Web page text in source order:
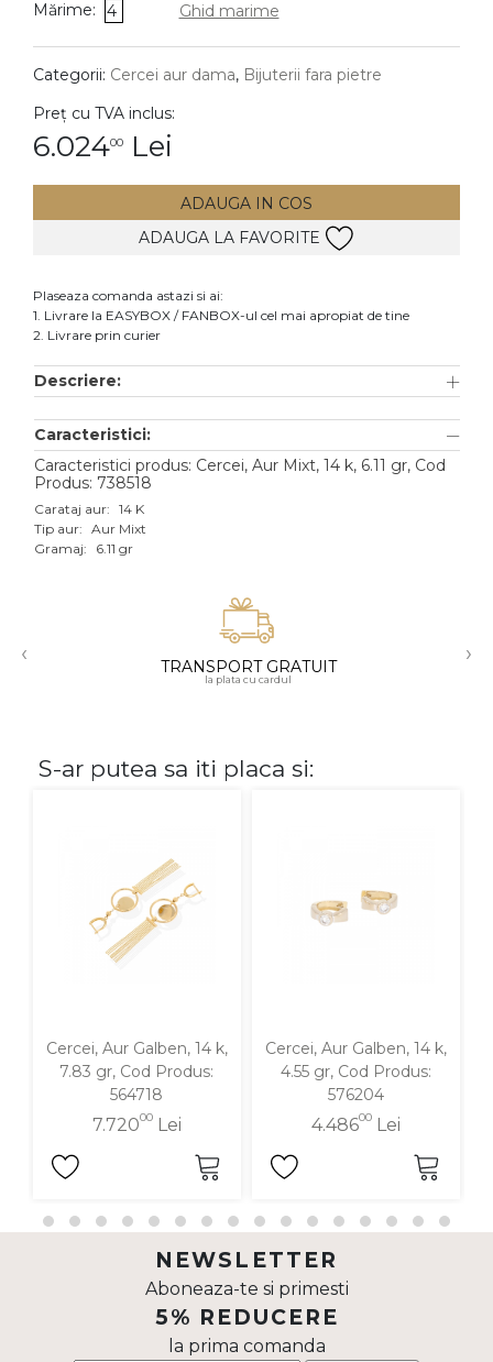
DIAMANTE Vezi toate
Cercei
Accesorii
Aur alb
Aur roz
Aur mixt
18K
Mărime: 4 Ghid marime
Categorii: Cercei aur dama, Bijuterii fara pietre
Preț cu TVA inclus:
6.02400 Lei
ADAUGA IN COS
ADAUGA LA FAVORITE
Plaseaza comanda astazi si ai:
1. Livrare la EASYBOX / FANBOX-ul cel mai apropiat de tine
2. Livrare prin curier
Descriere:
Caracteristici:
Caracteristici produs: Cercei, Aur Mixt, 14 k, 6.11 gr, Cod
Produs: 738518
Carataj aur: 14 K
Tip aur: Aur Mixt
Gramaj:
6.11 gr
‹ TRANSPORT GRATUIT
la plata cu cardul
›
S-ar putea sa iti placa si:
Cercei, Aur Galben, 14 k,
7.83 gr, Cod Produs:
564718
7.72000Lei
Cercei, Aur Galben, 14 k,
4.55 gr, Cod Produs:
576204
4.48600Lei
NEWSLETTER
Aboneaza-te si primesti
5% REDUCERE
la prima comanda